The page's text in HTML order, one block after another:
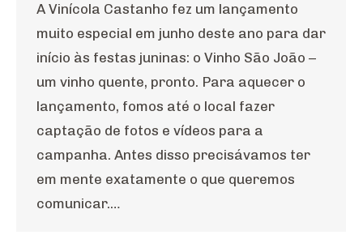
A Vinícola Castanho fez um lançamento
muito especial em junho deste ano para dar
início às festas juninas: o Vinho São João –
um vinho quente, pronto. Para aquecer o
lançamento, fomos até o local fazer
captação de fotos e vídeos para a
campanha. Antes disso precisávamos ter
em mente exatamente o que queremos
comunicar.…